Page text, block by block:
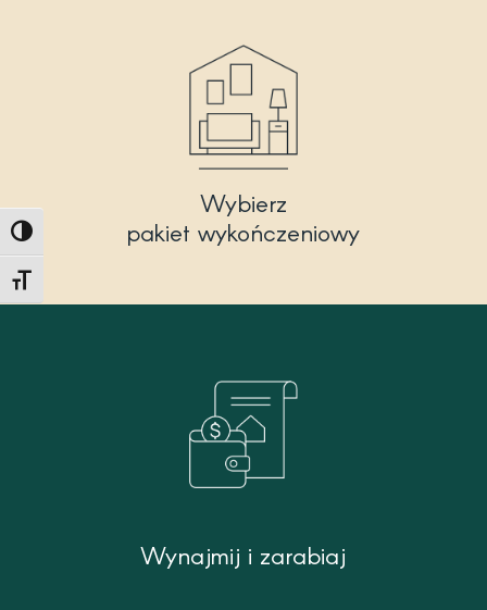
Toggle High Contrast
Toggle Font size
Wybierz
pakiet wykończeniowy
Wynajmij i zarabiaj